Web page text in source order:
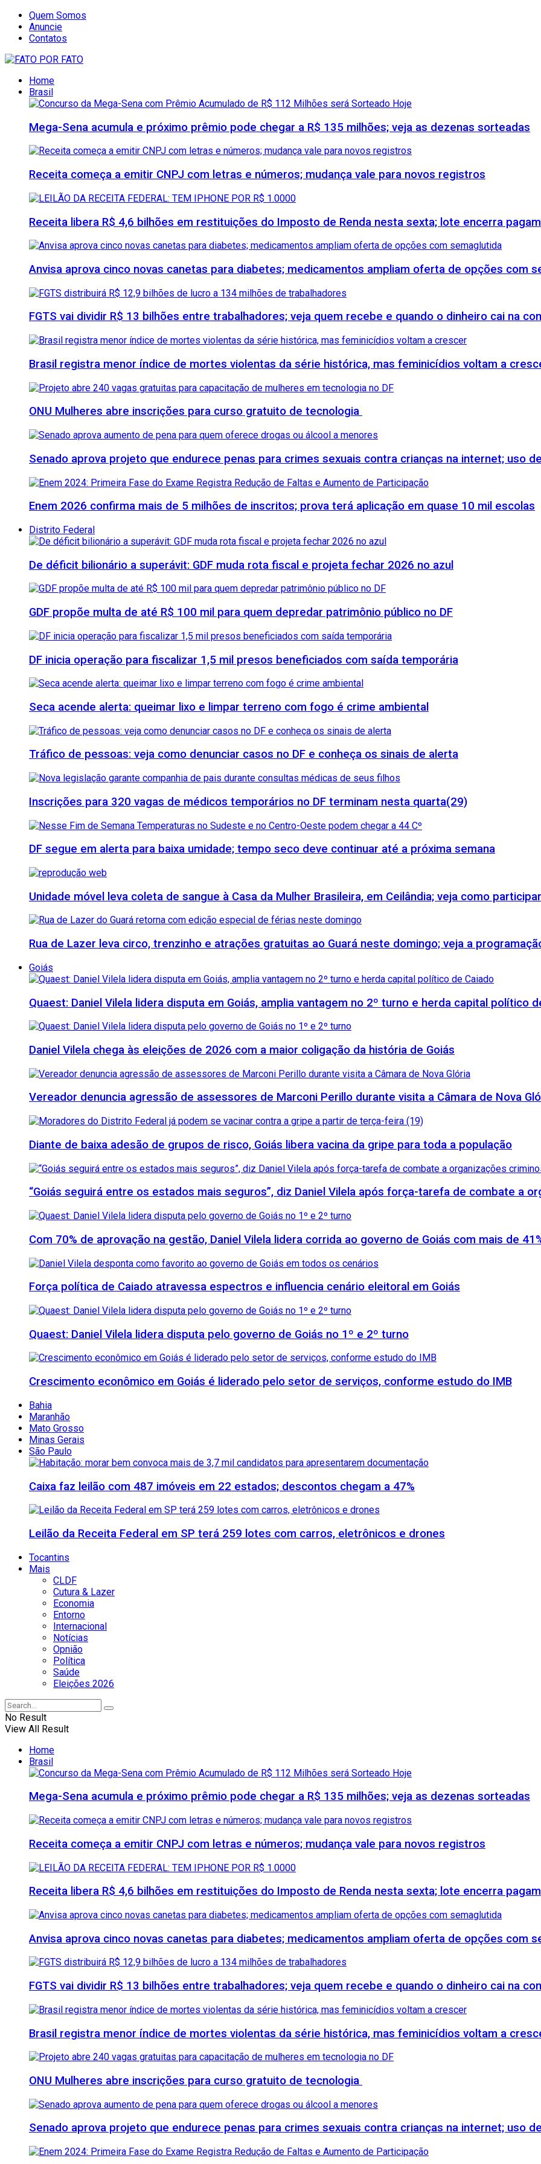
Quem Somos
Anuncie
Contatos
Home
Brasil
Mega-Sena acumula e próximo prêmio pode chegar a R$ 135 milhões; veja as dezenas sorteadas
Receita começa a emitir CNPJ com letras e números; mudança vale para novos registros
Receita libera R$ 4,6 bilhões em restituições do Imposto de Renda nesta sexta; lote encerra
Anvisa aprova cinco novas canetas para diabetes; medicamentos ampliam oferta de opções com
FGTS vai dividir R$ 13 bilhões entre trabalhadores; veja quem recebe e quando o dinheiro cai na
Brasil registra menor índice de mortes violentas da série histórica, mas feminicídios voltam a
ONU Mulheres abre inscrições para curso gratuito de tecnologia
Senado aprova projeto que endurece penas para crimes sexuais contra crianças na internet; uso
Enem 2026 confirma mais de 5 milhões de inscritos; prova terá aplicação em quase 10 mil escolas
Distrito Federal
De déficit bilionário a superávit: GDF muda rota fiscal e projeta fechar 2026 no azul
GDF propõe multa de até R$ 100 mil para quem depredar patrimônio público no DF
DF inicia operação para fiscalizar 1,5 mil presos beneficiados com saída temporária
Seca acende alerta: queimar lixo e limpar terreno com fogo é crime ambiental
Tráfico de pessoas: veja como denunciar casos no DF e conheça os sinais de alerta
Inscrições para 320 vagas de médicos temporários no DF terminam nesta quarta(29)
DF segue em alerta para baixa umidade; tempo seco deve continuar até a próxima semana
Unidade móvel leva coleta de sangue à Casa da Mulher Brasileira, em Ceilândia; veja como participar
Rua de Lazer leva circo, trenzinho e atrações gratuitas ao Guará neste domingo; veja a
Goiás
Quaest: Daniel Vilela lidera disputa em Goiás, amplia vantagem no 2º turno e herda capital político
Daniel Vilela chega às eleições de 2026 com a maior coligação da história de Goiás
Vereador denuncia agressão de assessores de Marconi Perillo durante visita a Câmara de Nova
Diante de baixa adesão de grupos de risco, Goiás libera vacina da gripe para toda a população
“Goiás seguirá entre os estados mais seguros”, diz Daniel Vilela após força-tarefa de combate a
Com 70% de aprovação na gestão, Daniel Vilela lidera corrida ao governo de Goiás com mais de
Força política de Caiado atravessa espectros e influencia cenário eleitoral em Goiás
Quaest: Daniel Vilela lidera disputa pelo governo de Goiás no 1º e 2º turno
Crescimento econômico em Goiás é liderado pelo setor de serviços, conforme estudo do IMB
Bahia
Maranhão
Mato Grosso
Minas Gerais
São Paulo
Caixa faz leilão com 487 imóveis em 22 estados; descontos chegam a 47%
Leilão da Receita Federal em SP terá 259 lotes com carros, eletrônicos e drones
Tocantins
Mais
CLDF
Cutura & Lazer
Economia
Entorno
Internacional
Notícias
Opnião
Política
Saúde
Eleições 2026
No Result
View All Result
Home
Brasil
Mega-Sena acumula e próximo prêmio pode chegar a R$ 135 milhões; veja as dezenas sorteadas
Receita começa a emitir CNPJ com letras e números; mudança vale para novos registros
Receita libera R$ 4,6 bilhões em restituições do Imposto de Renda nesta sexta; lote encerra
Anvisa aprova cinco novas canetas para diabetes; medicamentos ampliam oferta de opções com
FGTS vai dividir R$ 13 bilhões entre trabalhadores; veja quem recebe e quando o dinheiro cai na
Brasil registra menor índice de mortes violentas da série histórica, mas feminicídios voltam a
ONU Mulheres abre inscrições para curso gratuito de tecnologia
Senado aprova projeto que endurece penas para crimes sexuais contra crianças na internet; uso